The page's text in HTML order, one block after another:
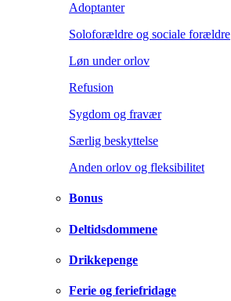
Adoptanter
Soloforældre og sociale forældre
Løn under orlov
Refusion
Sygdom og fravær
Særlig beskyttelse
Anden orlov og fleksibilitet
Bonus
Deltidsdommene
Drikkepenge
Ferie og feriefridage